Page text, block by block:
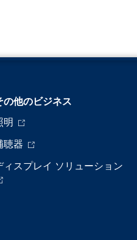
の他のビジネス
明
聴器
ィスプレイ ソリューション